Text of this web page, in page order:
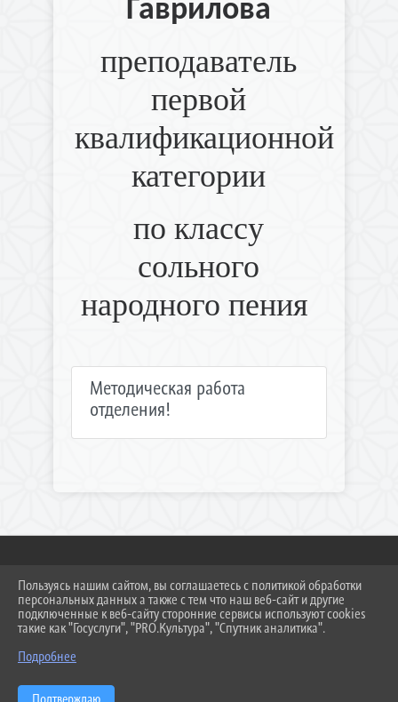
Гаврилова
преподаватель
первой
квалификационной
категории
по классу
сольного
народного пения
Методическая работа
отделения!
2026 Г. NDMSH.RU
ВХОД
КАРТА САЙТА
СДЕЛАНО НА KUBCMS
РАЗРАБОТКА И ПОДДЕРЖКА
Пользуясь нашим сайтом, вы соглашаетесь с политикой обработки
персональных данных а также с тем что наш веб-сайт и другие
подключенные к веб-сайту сторонние сервисы используют cookies
такие как "Госуслуги", "PRO.Культура", "Спутник аналитика".
Подробнее